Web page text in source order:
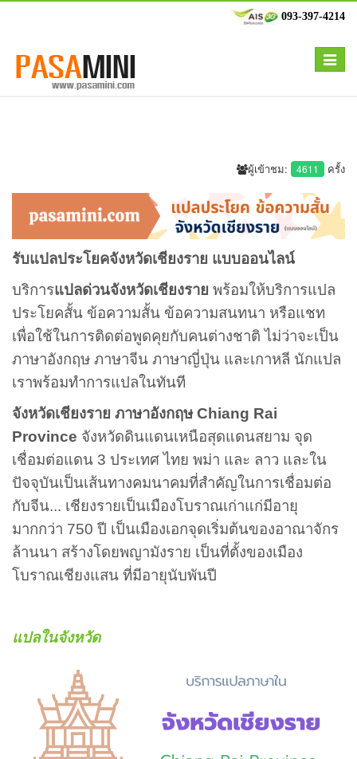
093-397-4214
Toggle
ผู้เข้าชม: 4611 ครั้ง
รับแปลประโยคจังหวัดเชียงราย แบบออนไลน์
บริการแปลด่วนจังหวัดเชียงราย พร้อมให้บริการแปล
ประโยคสั้น ข้อความสั้น ข้อความสนทนา หรือแชท
เพื่อใช้ในการติดต่อพูดคุยกับคนต่างชาติ ไม่ว่าจะเป็น
ภาษาอังกฤษ ภาษาจีน ภาษาญี่ปุ่น และเกาหลี นักแปล
เราพร้อมทำการแปลในทันที
จังหวัดเชียงราย ภาษาอังกฤษ Chiang Rai
Province จังหวัดดินแดนเหนือสุดแดนสยาม จุด
เชื่อมต่อแดน 3 ประเทศ ไทย พม่า และ ลาว และใน
ปัจจุบันเป็นเส้นทางคมนาคมที่สำคัญในการเชื่อมต่อ
กับจีน... เชียงรายเป็นเมืองโบราณเก่าแก่มีอายุ
มากกว่า 750 ปี เป็นเมืองเอกจุดเริ่มต้นของอาณาจักร
ล้านนา สร้างโดยพญามังราย เป็นที่ตั้งของเมือง
โบราณเชียงแสน ที่มีอายุนับพันปี
แปลในจังหวัด